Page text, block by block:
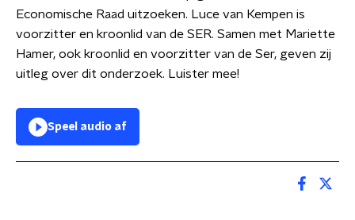
Economische Raad uitzoeken. Luce van Kempen is
voorzitter en kroonlid van de SER. Samen met Mariette
Hamer, ook kroonlid en voorzitter van de Ser, geven zij
uitleg over dit onderzoek. Luister mee!
Speel audio af